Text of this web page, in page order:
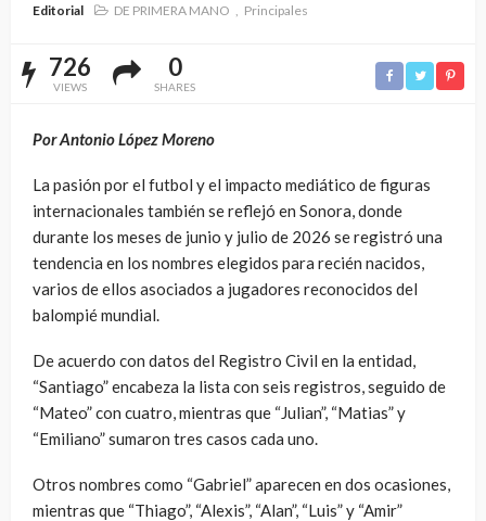
Editorial DE PRIMERA MANO Principales
726
VIEWS
0
SHARES
Por Antonio López Moreno
La pasión por el futbol y el impacto mediático de figuras
internacionales también se reflejó en Sonora, donde
durante los meses de junio y julio de 2026 se registró una
tendencia en los nombres elegidos para recién nacidos,
varios de ellos asociados a jugadores reconocidos del
balompié mundial.
De acuerdo con datos del Registro Civil en la entidad,
“Santiago” encabeza la lista con seis registros, seguido de
“Mateo” con cuatro, mientras que “Julian”, “Matias” y
“Emiliano” sumaron tres casos cada uno.
Otros nombres como “Gabriel” aparecen en dos ocasiones,
mientras que “Thiago”, “Alexis”, “Alan”, “Luis” y “Amir”